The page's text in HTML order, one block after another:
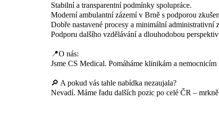
Stabilní a transparentní podmínky spolupráce.
Moderní ambulantní zázemí v Brně s podporou
Dobře nastavené procesy a minimální administrativní
Podporu dalšího vzdělávání a dlouhodobou
📍O nás:
Jsme CS Medical. Pomáháme klinikám a
🔎 A pokud vás tahle nabídka nezaujala?
Nevadí. Máme řadu dalších pozic po celé ČR –